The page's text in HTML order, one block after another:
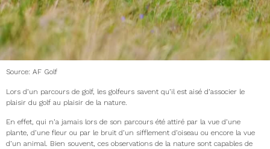
Source: AF Golf
Lors d’un parcours de golf, les golfeurs savent qu’il est aisé d’associer le
plaisir du golf au plaisir de la nature.
En effet, qui n’a jamais lors de son parcours été attiré par la vue d’une
plante, d’une fleur ou par le bruit d’un sifflement d’oiseau ou encore la vue
d’un animal. Bien souvent, ces observations de la nature sont capables de